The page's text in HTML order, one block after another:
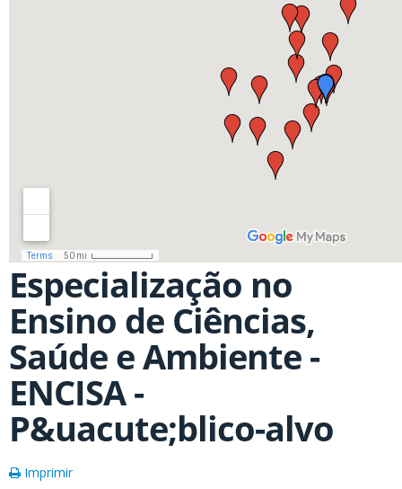
Especialização no
Ensino de Ciências,
Saúde e Ambiente -
ENCISA -
P&uacute;blico-alvo
Imprimir